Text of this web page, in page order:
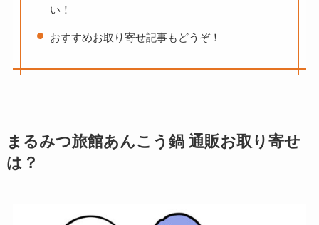
い！
おすすめお取り寄せ記事もどうぞ！
まるみつ旅館あんこう鍋 通販お取り寄せ
は？